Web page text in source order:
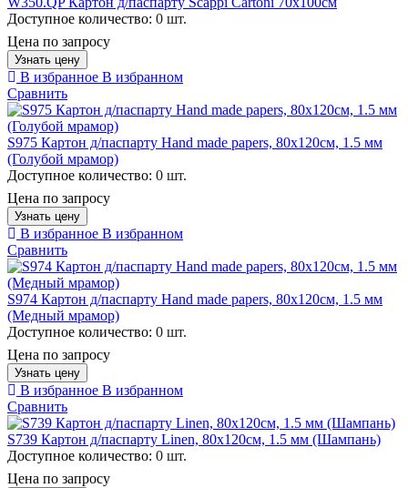
Доступное количество: 0 шт.
Цена по запросу
Узнать цену
В избранное В избранном
Сравнить
S975 Картон д/паспарту Hand made papers, 80х120см, 1.5 мм
(Голубой мрамор)
Доступное количество: 0 шт.
Цена по запросу
Узнать цену
В избранное В избранном
Сравнить
S974 Картон д/паспарту Hand made papers, 80х120см, 1.5 мм
(Медный мрамор)
Доступное количество: 0 шт.
Цена по запросу
Узнать цену
В избранное В избранном
Сравнить
S739 Картон д/паспарту Linen, 80х120см, 1.5 мм (Шампань)
Доступное количество: 0 шт.
Цена по запросу